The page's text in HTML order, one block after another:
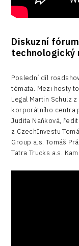
Diskuzní
technologický
Poslední díl
témata. Mezi hosty
Legal Martin Schulz
korporátního centra
Judita Naňková,
z CzechInvestu
Group a.s. Tomáš
Tatra Trucks a.s.